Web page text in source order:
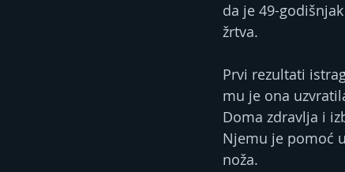
da je 49-
žrtva.
Prvi rezultati
mu je ona
Doma zdravlja i
Njemu je pomoć
noža.